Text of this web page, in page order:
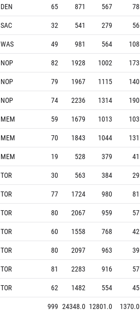
DEN 65 871 567
78
SAC 32 541 279
56
WAS 49 981 564
108
NOP 82 1928 1002
173
NOP 79 1967 1115
140
NOP 74 2236 1314
190
MEM 59 1679 1013
103
MEM 70 1843 1044
131
MEM 19 528 379
41
TOR 30 563 384
29
TOR 77 1724 980
81
TOR 80 2067 959
57
TOR 60 1558 768
42
TOR 80 2097 963
39
TOR 81 2283 916
57
TOR 62 1482 554
45
999 24348.0 12801.0 1370.0